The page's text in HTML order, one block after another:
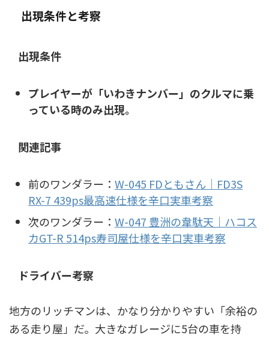
出現条件と考察
出現条件
プレイヤーが「いわきナンバー」のクルマに乗
っている時のみ出現。
関連記事
前のワンダラー： W-045 FDともさん｜FD3S
RX-7 439ps最高速仕様を辛口実車考察
次のワンダラー： W-047 豊洲の韋駄天｜ハコス
カGT-R 514ps寿司屋仕様を辛口実車考察
ドライバー考察
地方のリッチマンは、かなり分かりやすい「余裕の
ある走り屋」だ。大きなガレージに5台の車を持